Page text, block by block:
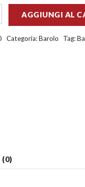
AGGIUNGI AL
Categoria:Barolo Tag:
(0)